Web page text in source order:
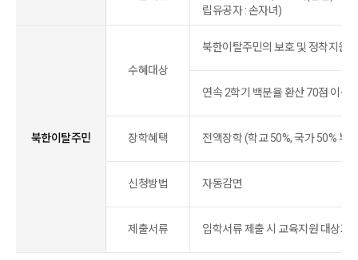
립유공자 : 손자녀)
북한이탈주민
수혜대상
북한이탈주민의 보호 및 정착지원
연속 2학기 백분율 환산 70점 이상
장학혜택 전액장학 (학교 50%, 국가 50% 부
신청방법 자동감면
제출서류 입학서류 제출 시 교육지원 대상자